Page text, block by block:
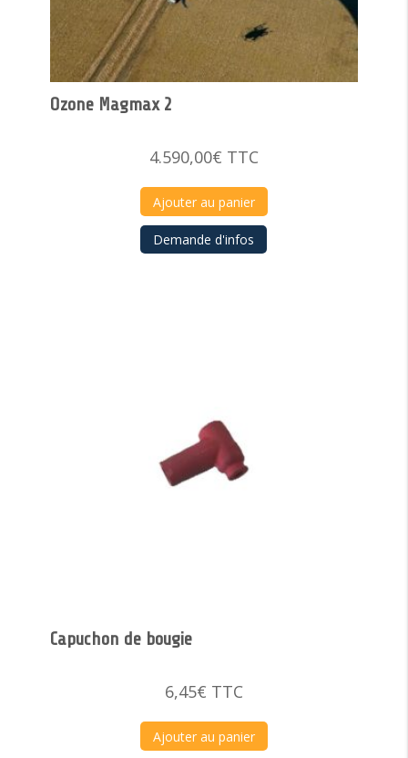
Ozone Magmax 2
4.590,00€ TTC
Ajouter au panier
Demande d'infos
Capuchon de bougie
6,45€ TTC
Ajouter au panier